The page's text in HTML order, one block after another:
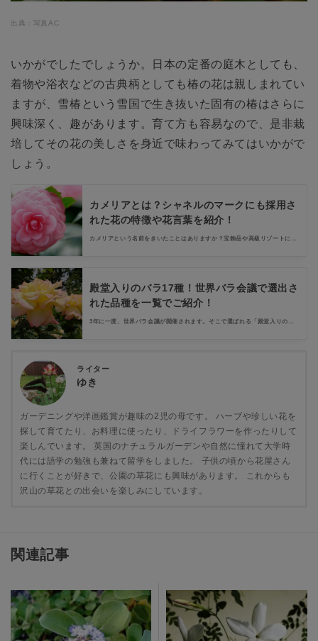
出典：写真AC
いかがでしたでしょうか。日本の定番の庭木としても、
着物や浴衣などの古典柄としても椿の花は親しまれてい
ますが、雪椿という雪国で生き抜いた固有の椿はさらに
興味深く、趣があります。育て方も容易なので、是非栽
培してその花の美しさを身近で味わってみてはいかがで
しょう。
カメリアとは？シャネルのマークにも採用さ
れた花の特徴や花言葉を紹介！
カメリアという名前をきいたことはありますか？宝飾品や高級リゾートにも
殿堂入りのバラ17種！世界バラ会議で選出さ
れた品種を一覧でご紹介！
3年に一度、世界バラ会議が開催されます。そこで選ばれる「殿堂入りのバ
ライター
ゆき
ガーデニングや洋画鑑賞が趣味の2児の母です。 ハーブや珍しい花を
探して育てたり、お料理に使ったり、ドライフラワーを作ったりして
楽しんでいます。 英国のナチュラルガーデンや自然に憧れて大学時
代には語学の勉強も兼ねて留学をしました。 子供の頃から花屋さん
に行くことが好きで、公園の草花にも興味があります。 これからも
沢山の草花との出会いを楽しみにしています。
関連記事